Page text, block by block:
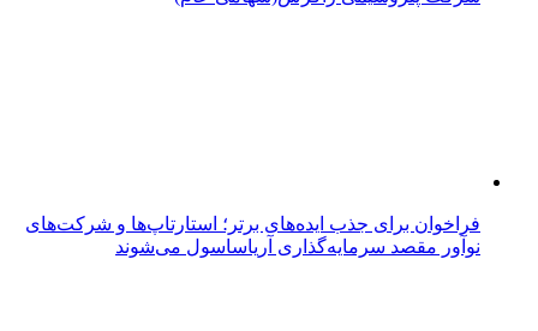
فراخوان برای جذب ایده‌های برتر؛ استارتاپ‌ها و شرکت‌های
نوآور مقصد سرما‌یه‌گذاری آریاساسول می‌شوند